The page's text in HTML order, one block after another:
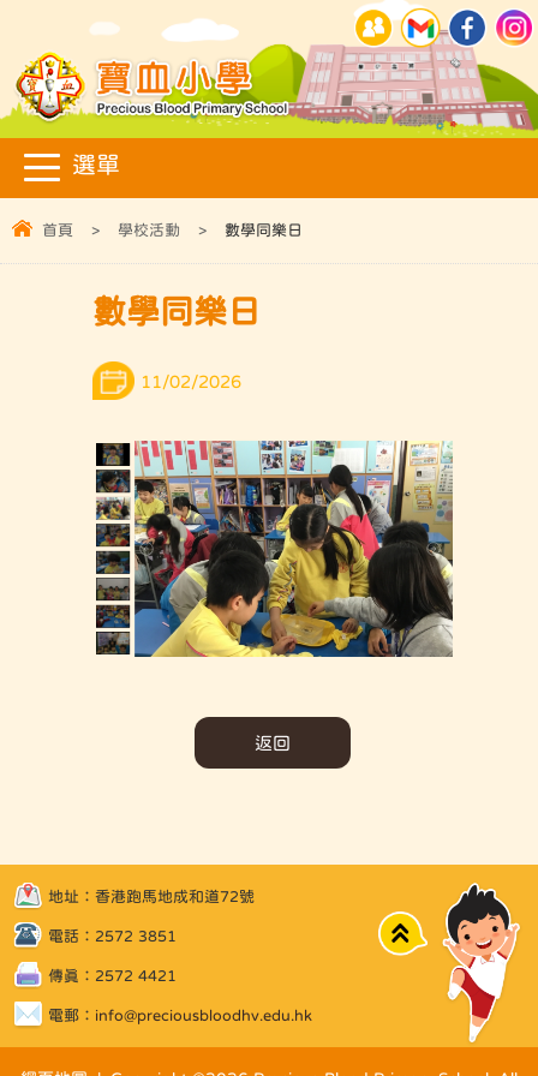
首頁 > 學校活動 > 數學同樂日
數學同樂日
11/02/2026
返回
地址：香港跑馬地成和道72號
電話：2572 3851
傳真：2572 4421
電郵： info@preciousbloodhv.edu.hk
Top